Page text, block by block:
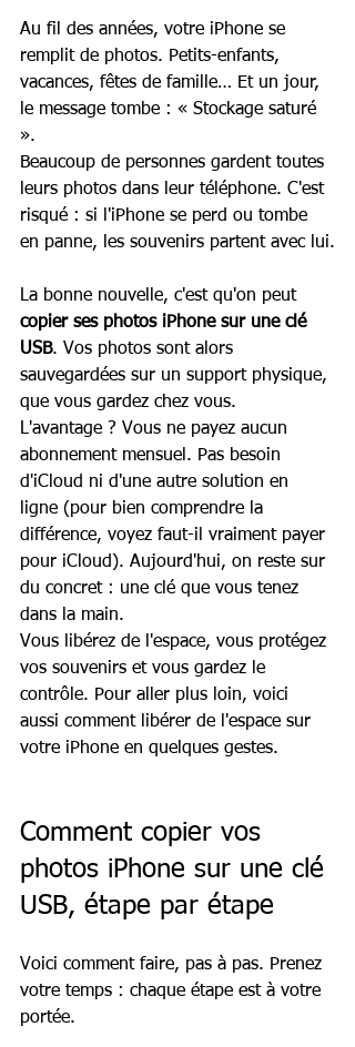
Au fil des années, votre iPhone se
remplit de photos. Petits-enfants,
vacances, fêtes de famille… Et un jour,
le message tombe : « Stockage saturé
».
Beaucoup de personnes gardent toutes
leurs photos dans leur téléphone. C'est
risqué : si l'iPhone se perd ou tombe
en panne, les souvenirs partent avec lui.
La bonne nouvelle, c'est qu'on peut
copier ses photos iPhone sur une clé
USB. Vos photos sont alors
sauvegardées sur un support physique,
que vous gardez chez vous.
L'avantage ? Vous ne payez aucun
abonnement mensuel. Pas besoin
d'iCloud ni d'une autre solution en
ligne (pour bien comprendre la
différence, voyez faut-il vraiment payer
pour iCloud). Aujourd'hui, on reste sur
du concret : une clé que vous tenez
dans la main.
Vous libérez de l'espace, vous protégez
vos souvenirs et vous gardez le
contrôle. Pour aller plus loin, voici
aussi comment libérer de l'espace sur
votre iPhone en quelques gestes.
Comment copier vos
photos iPhone sur une clé
USB, étape par étape
Voici comment faire, pas à pas. Prenez
votre temps : chaque étape est à votre
portée.